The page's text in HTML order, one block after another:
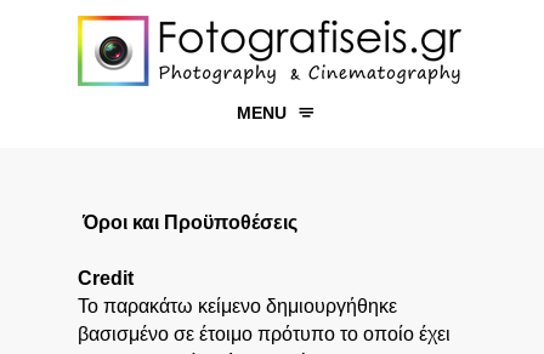
Όροι και Προϋποθέσεις
Credit
Το παρακάτω κείμενο δημιουργήθηκε
βασισμένο σε έτοιμο πρότυπο το οποίο έχει
MENU
ΒΑΠΤΙΣΗ
ΧΩΡΟΙ